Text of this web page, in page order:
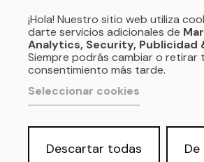
¡Hola! Nuestro sitio web utiliza
darte servicios adicionales de
Analytics, Security, Publicidad
Siempre podrás cambiar o retirar
consentimiento más tarde.
Seleccionar cookies
Descartar todas